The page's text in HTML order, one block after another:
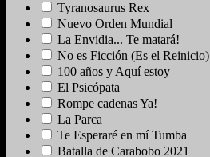
Tyranosaurus Rex
Nuevo Orden Mundial
La Envidia... Te matará!
No es Ficción (Es el Reinicio)
100 años y Aquí estoy
El Psicópata
Rompe cadenas Ya!
La Parca
Te Esperaré en mí Tumba
Batalla de Carabobo 2021